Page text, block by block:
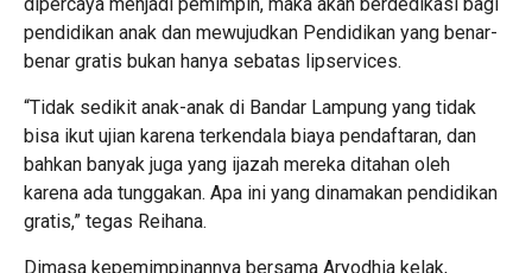
pendidikan anak dan mewujudkan Pendidikan yang benar-
benar gratis bukan hanya sebatas lipservices.
“Tidak sedikit anak-anak di Bandar Lampung yang tidak
bisa ikut ujian karena terkendala biaya pendaftaran, dan
bahkan banyak juga yang ijazah mereka ditahan oleh
karena ada tunggakan. Apa ini yang dinamakan pendidikan
gratis,” tegas Reihana.
Dimasa kepemimpinannya bersama Aryodhia kelak,